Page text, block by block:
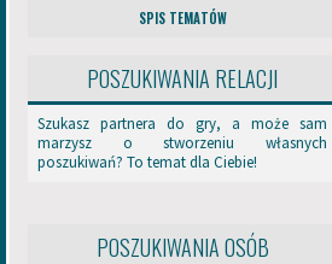
i
a
a
SPIS TEMATÓW
POSZUKIWANIA RELACJI
Szukasz partnera do gry, a może sam
marzysz o stworzeniu własnych
poszukiwań? To temat dla Ciebie!
POSZUKIWANIA OSÓB